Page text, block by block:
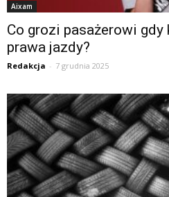
Aixam
Co grozi pasażerowi
prawa jazdy?
Redakcja - 7 grudnia 2025